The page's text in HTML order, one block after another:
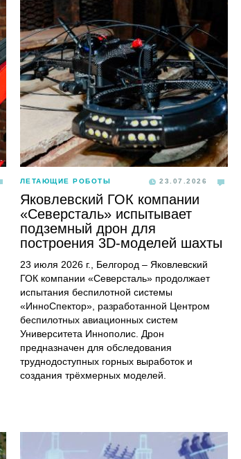
ЛЕТАЮЩИЕ РОБОТЫ 23.07.2026
Яковлевский ГОК компании
«Северсталь» испытывает
подземный дрон для
построения 3D-моделей шахты
23 июля 2026 г., Белгород – Яковлевский
ГОК компании «Северсталь» продолжает
испытания беспилотной системы
«ИнноСпектор», разработанной Центром
беспилотных авиационных систем
Университета Иннополис. Дрон
предназначен для обследования
труднодоступных горных выработок и
создания трёхмерных моделей.